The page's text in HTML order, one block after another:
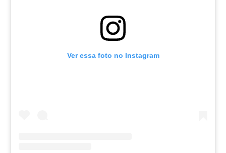
Ver essa foto no Instagram